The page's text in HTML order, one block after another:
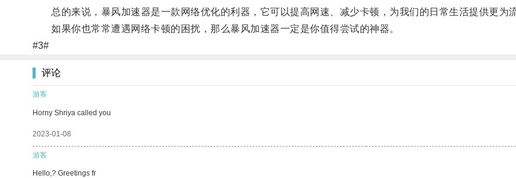
总的来说，暴风加速器是一款网络优化的利器，它可以提高网速、减少卡顿，为我们的日常生活提供更为
如果你也常常遭遇网络卡顿的困扰，那么暴风加速器一定是你值得尝试的神器。
#3#
评论
游客
Horny Shriya called you
2023-01-08
游客
Hello,? Greetings fr